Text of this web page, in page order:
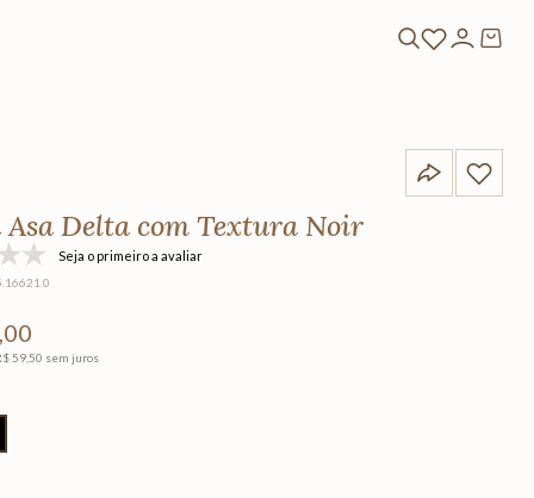
Asa Delta com Textura Noir
Seja o primeiro a avaliar
,00
59 50 sem juros